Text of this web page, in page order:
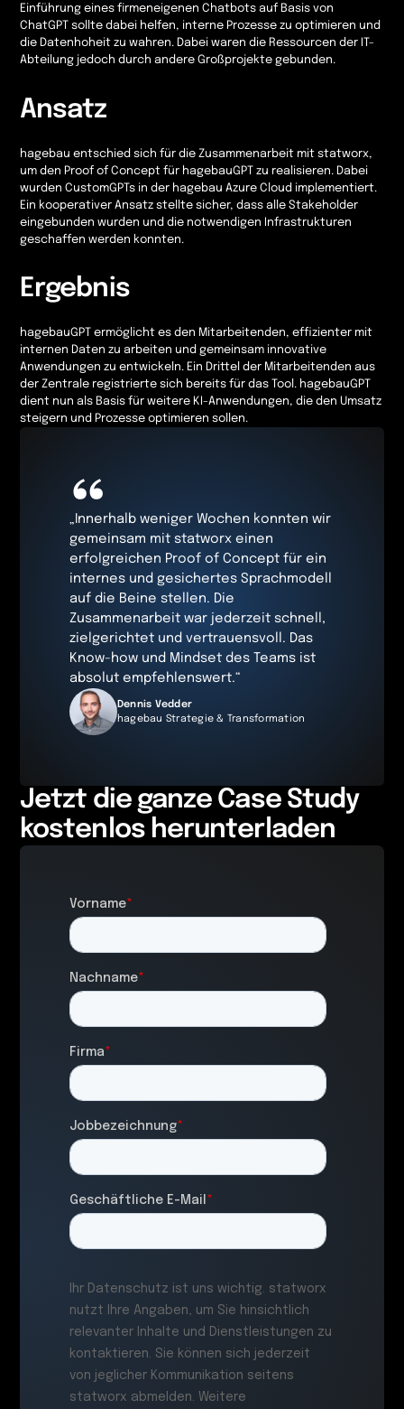
Einführung eines firmeneigenen Chatbots auf Basis von
ChatGPT sollte dabei helfen, interne Prozesse zu optimieren und
die Datenhoheit zu wahren. Dabei waren die Ressourcen der IT-
Abteilung jedoch durch andere Großprojekte gebunden.
Ansatz
hagebau entschied sich für die Zusammenarbeit mit statworx,
um den Proof of Concept für hagebauGPT zu realisieren. Dabei
wurden CustomGPTs in der hagebau Azure Cloud implementiert.
Ein kooperativer Ansatz stellte sicher, dass alle Stakeholder
eingebunden wurden und die notwendigen Infrastrukturen
geschaffen werden konnten.
Ergebnis
hagebauGPT ermöglicht es den Mitarbeitenden, effizienter mit
internen Daten zu arbeiten und gemeinsam innovative
Anwendungen zu entwickeln. Ein Drittel der Mitarbeitenden aus
der Zentrale registrierte sich bereits für das Tool. hagebauGPT
dient nun als Basis für weitere KI-Anwendungen, die den Umsatz
steigern und Prozesse optimieren sollen.
“
„Innerhalb weniger Wochen konnten wir
gemeinsam mit statworx einen
erfolgreichen Proof of Concept für ein
internes und gesichertes Sprachmodell
auf die Beine stellen. Die
Zusammenarbeit war jederzeit schnell,
zielgerichtet und vertrauensvoll. Das
Know-how und Mindset des Teams ist
absolut empfehlenswert.“
Dennis Vedder
hagebau Strategie & Transformation
Jetzt die ganze Case Study
kostenlos herunterladen